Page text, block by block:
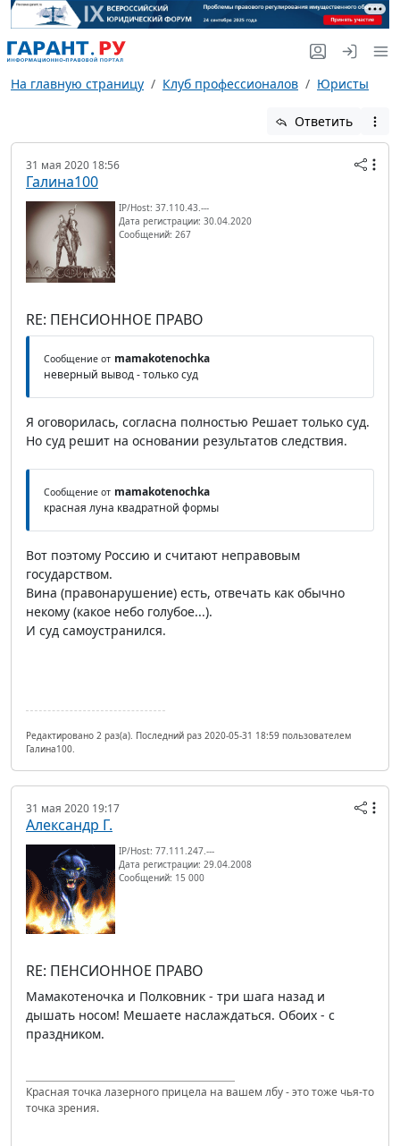
На главную страницу Клуб профессионалов Юристы
Ответить
31 мая 2020 18:56
Галина100
IP/Host: 37.110.43.---
Дата регистрации: 30.04.2020
Сообщений: 267
RE: ПЕНСИОННОЕ ПРАВО
Сообщение от mamakotenochka
неверный вывод - только суд
Я оговорилась, согласна полностью Решает только суд.
Но суд решит на основании результатов следствия.
Сообщение от mamakotenochka
красная луна квадратной формы
Вот поэтому Россию и считают неправовым
государством.
Вина (правонарушение) есть, отвечать как обычно
некому (какое небо голубое...).
И суд самоустранился.
Редактировано 2 раз(а). Последний раз 2020-05-31 18:59 пользователем
Галина100.
31 мая 2020 19:17
Александр Г.
IP/Host: 77.111.247.---
Дата регистрации: 29.04.2008
Сообщений: 15 000
RE: ПЕНСИОННОЕ ПРАВО
Мамакотеночка и Полковник - три шага назад и
дышать носом! Мешаете наслаждаться. Обоих - с
праздником.
Красная точка лазерного прицела на вашем лбу - это тоже чья-то
точка зрения.